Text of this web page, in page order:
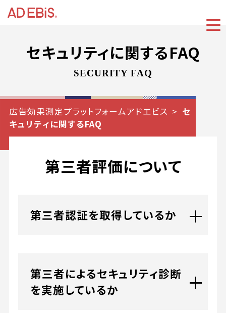
セキュリティに関するFAQ
SECURITY FAQ
広告効果測定プラットフォームアドエビス
セ
キュリティに関するFAQ
第三者評価について
第三者認証を取得しているか
第三者によるセキュリティ診断
を実施しているか